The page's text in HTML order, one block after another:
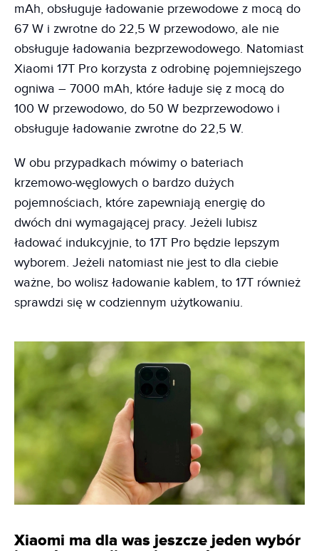
mAh, obsługuje ładowanie przewodowe z mocą do
67 W i zwrotne do 22,5 W przewodowo, ale nie
obsługuje ładowania bezprzewodowego. Natomiast
Xiaomi 17T Pro korzysta z odrobinę pojemniejszego
ogniwa – 7000 mAh, które ładuje się z mocą do
100 W przewodowo, do 50 W bezprzewodowo i
obsługuje ładowanie zwrotne do 22,5 W.
W obu przypadkach mówimy o bateriach
krzemowo-węglowych o bardzo dużych
pojemnościach, które zapewniają energię do
dwóch dni wymagającej pracy. Jeżeli lubisz
ładować indukcyjnie, to 17T Pro będzie lepszym
wyborem. Jeżeli natomiast nie jest to dla ciebie
ważne, bo wolisz ładowanie kablem, to 17T również
sprawdzi się w codziennym użytkowaniu.
Xiaomi ma dla was jeszcze jeden wybór